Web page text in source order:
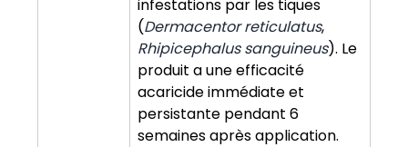
infestations par les tiques
(Dermacentor reticulatus,
Rhipicephalus sanguineus). Le
produit a une efficacité
acaricide immédiate et
persistante pendant 6
semaines après application.